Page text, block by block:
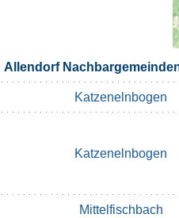
Allendorf
Katzenelnbogen
Katzenelnbogen
Mittelfischbach